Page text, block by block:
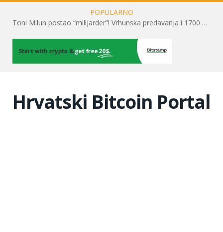
POPULARNO
Toni Milun postao “milijarder”! Vrhunska predavanja i 1700 posjetitelja obilježili su mjesec financijske pismenosti
Hrvatski Bitcoin Portal